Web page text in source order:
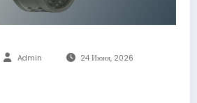
Admin 24 Июня, 2026